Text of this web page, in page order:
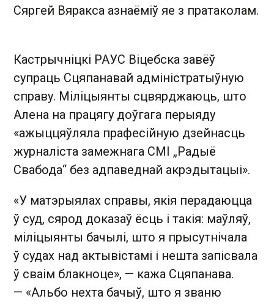
Сяргей Вяракса азнаёміў яе з пратаколам.
Кастрычніцкі РАУС Віцебска завёў
супраць Сцяпанавай адміністратыўную
справу. Міліцыянты сцвярджаюць, што
Алена на працягу доўгага перыяду
«ажыццяўляла прафесійную дзейнасць
журналіста замежнага СМІ „Радыё
Свабода“ без адпаведнай акрэдытацыі».
«У матэрыялах справы, якія перадаюцца
ў суд, сярод доказаў ёсць і такія: маўляў,
міліцыянты бачылі, што я прысутнічала
ў судах над актывістамі і нешта запісвала
ў сваім блакноце», — кажа Сцяпанава.
— «Альбо нехта бачыў, што я званю